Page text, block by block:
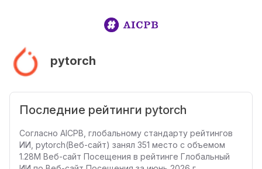
pytorch
Последние рейтинги pytorch
Согласно AICPB, глобальному стандарту рейтингов
ИИ, pytorch(Веб-сайт) занял 351 место с объемом
1.28M Веб-сайт Посещения в рейтинге Глобальный